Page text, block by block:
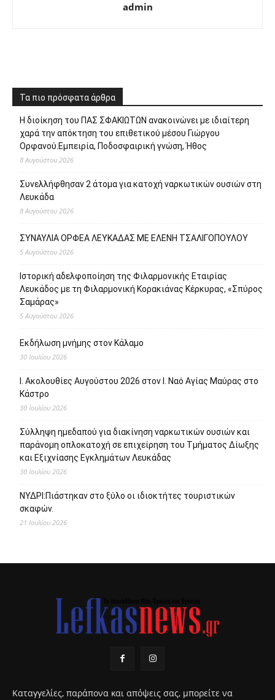
admin
Τα πιο πρόσφατα άρθρα
Η διοίκηση του ΠΑΣ ΣΦΑΚΙΩΤΩΝ ανακοινώνει με ιδιαίτερη
χαρά την απόκτηση του επιθετικού μέσου Γιώργου
Ορφανού.Εμπειρία, Ποδοσφαιρική γνώση, Ήθος
8 Αυγούστου 2026
Συνελλήφθησαν 2 άτομα για κατοχή ναρκωτικών ουσιών στη
Λευκάδα
8 Αυγούστου 2026
ΣΥΝΑΥΛΙΑ ΟΡΦΕΑ ΛΕΥΚΑΔΑΣ ΜΕ ΕΛΕΝΗ ΤΣΑΛΙΓΟΠΟΥΛΟΥ
5 Αυγούστου 2026
Ιστορική αδελφοποίηση της Φιλαρμονικής Εταιρίας
Λευκάδος με τη Φιλαρμονική Κορακιάνας Κέρκυρας, «Σπύρος
Σαμάρας»
5 Αυγούστου 2026
Εκδήλωση μνήμης στον Κάλαμο
30 Ιουλίου 2026
Ι. Ακολουθίες Αυγούστου 2026 στον Ι. Ναό Αγίας Μαύρας στο
Κάστρο
30 Ιουλίου 2026
Σύλληψη ημεδαπού για διακίνηση ναρκωτικών ουσιών και
παράνομη οπλοκατοχή σε επιχείρηση του Τμήματος Δίωξης
και Εξιχνίασης Εγκλημάτων Λευκάδας
30 Ιουλίου 2026
ΝΥΔΡΙ:Πιάστηκαν στο ξύλο οι ιδιοκτήτες τουριστικών
σκαφών.
21 Ιουλίου 2026
Καταγγελίες, παράπονα και απόψεις σας, μπορείτε να